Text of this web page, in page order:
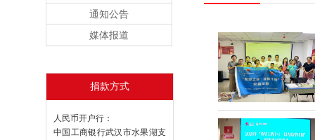
通知公告
媒体报道
捐款方式
人民币开户行：
中国工商银行武汉市水果湖支